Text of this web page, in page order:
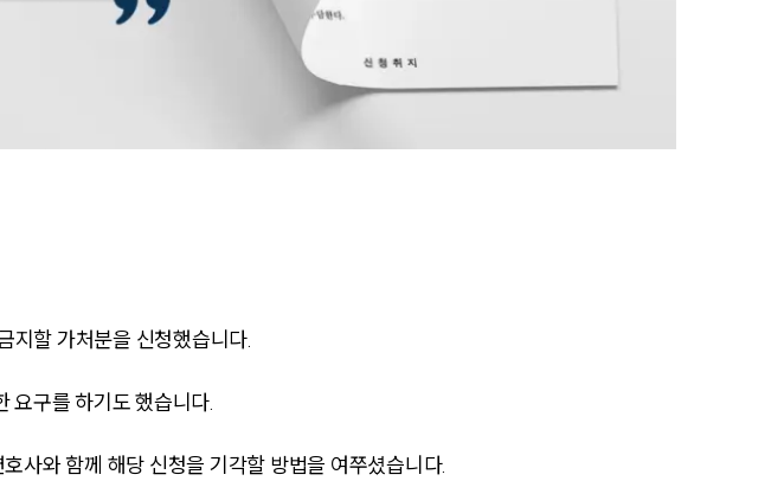
글로벌 파트너 로펌
지할 가처분을 신청했습니다.
요구를 하기도 했습니다.
사와 함께 해당 신청을 기각할 방법을 여쭈셨습니다.